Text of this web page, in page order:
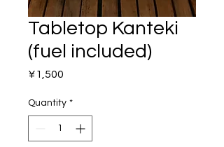
Tabletop Kanteki
(fuel included)
¥1,500
Quantity *